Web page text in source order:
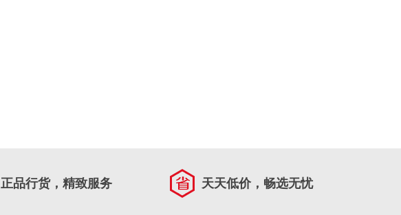
正品行货，精致服务 天天低价，畅选无忧